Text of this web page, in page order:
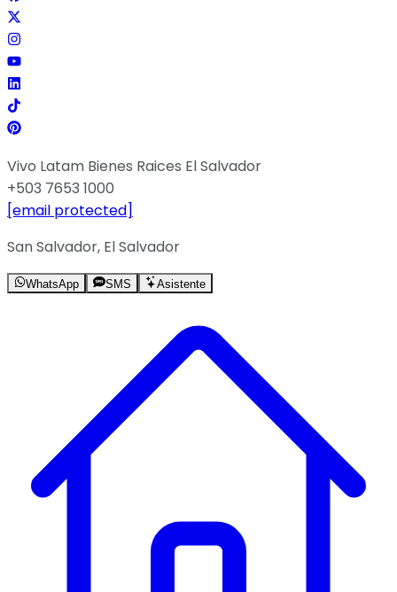
Vivo Latam Bienes Raices El Salvador
+503 7653 1000
[email protected]
San Salvador, El Salvador
WhatsApp SMS Asistente